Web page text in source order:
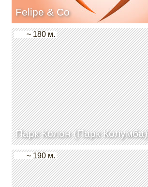
Felipe & Co
Парк Колон (Парк Колумба)
~ 180 м.
~ 190 м.